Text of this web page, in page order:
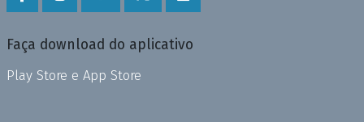
Faça download do aplicativo
Play Store e App Store